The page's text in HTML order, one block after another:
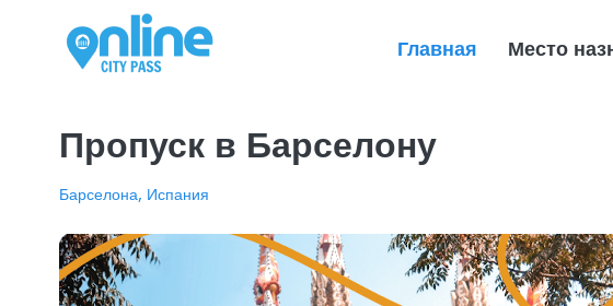
Главная Место
Пропуск в Барселону
Барселона, Испания